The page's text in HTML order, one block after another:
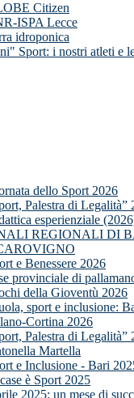
Citizen
ISPA Lecce
idroponica
Sport: i nostri atleti e
dello Sport 2026
Palestra di Legalità”
esperienziale
REGIONALI DI
e Benessere 2026
provinciale di
della Gioventù 2026
sport e inclusione:
Cortina 2026
Palestra di Legalità”
Martella
e Inclusione - Bari
è Sport 2025
2025: un mese di